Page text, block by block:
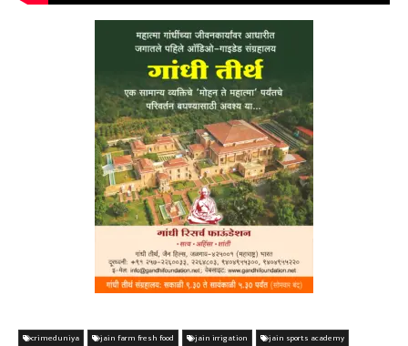
crimeduniya jain farm fresh food jain irrigation jain sports academy